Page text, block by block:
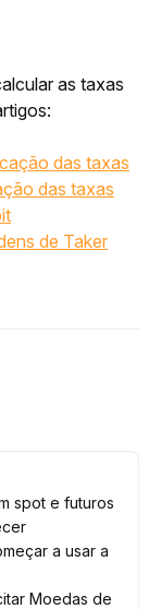
as taxas
das taxas
das taxas
de Taker
spot e futuros
a usar a
Moedas de